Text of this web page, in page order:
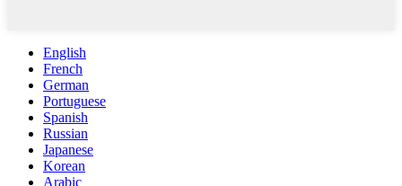
English
French
German
Portuguese
Spanish
Russian
Japanese
Korean
Arabic